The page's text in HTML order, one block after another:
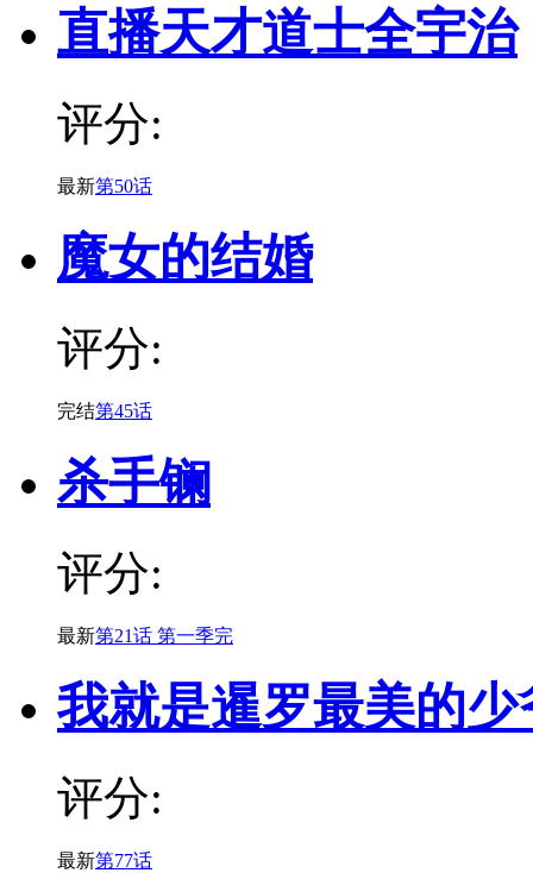
直播天才道士全宇治
评分:
最新第50话
魔女的结婚
评分:
完结第45话
杀手镧
评分:
最新第21话 第一季完
我就是暹罗最美的少
评分:
最新第77话